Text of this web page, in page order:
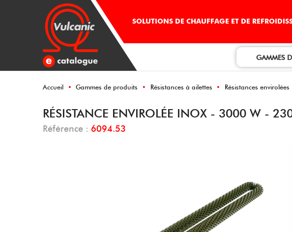
SOLUTIONS DE CHAUFFAGE ET DE
GAMMES
Accueil Gammes de produits Résistances à ailettes Résistances envirolées
RÉSISTANCE ENVIROLÉE INOX - 3000 W -
Référence : 6094.53